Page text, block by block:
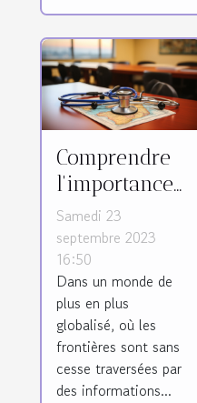
Comprendre
l'importance
de la
traduction
médicale en
matière de
santé globale
Samedi 23
septembre 2023
16:50
Dans un monde de
plus en plus
globalisé, où les
frontières sont sans
cesse traversées par
des informations...